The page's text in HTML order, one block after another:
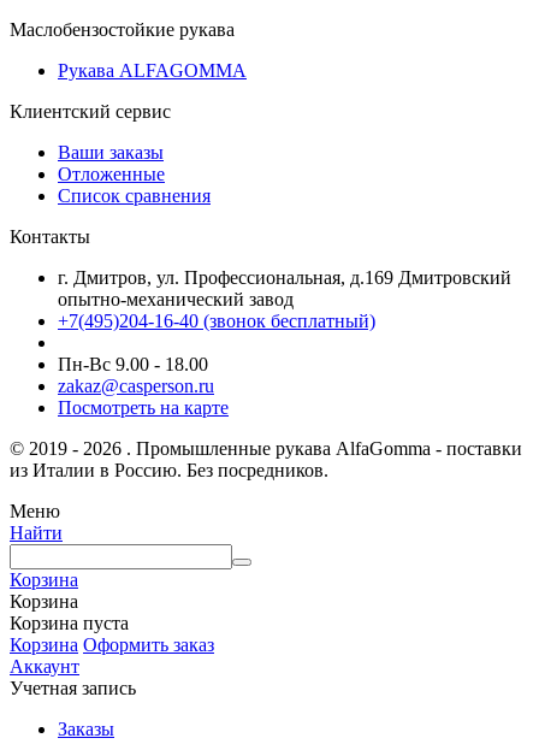
Маслобензостойкие рукава
Рукава ALFAGOMMA
Клиентский сервис
Ваши заказы
Отложенные
Список сравнения
Контакты
г. Дмитров, ул. Профессиональная, д.169 Дмитровский
опытно-механический завод
+7(495)204-16-40 (звонок бесплатный)
Пн-Вс 9.00 - 18.00
zakaz@casperson.ru
Посмотреть на карте
© 2019 - 2026 . Промышленные рукава AlfaGomma - поставки
из Италии в Россию. Без посредников.
Меню
Найти
Корзина
Корзина
Корзина пуста
Корзина Оформить заказ
Аккаунт
Учетная запись
Заказы